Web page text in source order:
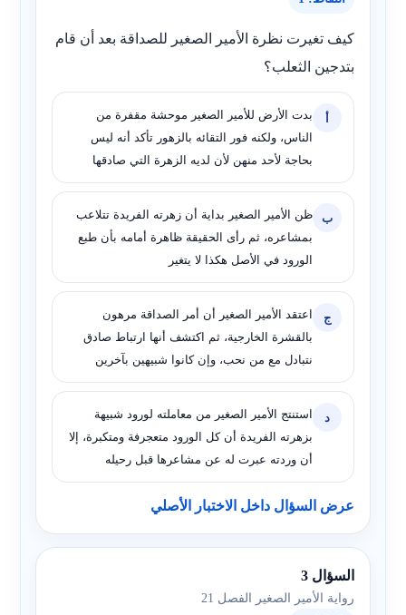
كيف تغيرت نظرة الأمير الصغير للصداقة بعد أن قام
بتدجين الثعلب؟
أ
بدت الأرض للأمير الصغير موحشة مقفرة من
الناس، ولكنه فور التقائه بالزهور تأكد أنه ليس
بحاجة لأحد منهن لأن لديه الزهرة التي صادقها
ب
ظن الأمير الصغير بداية أن زهرته الفريدة تتلاعب
بمشاعره، ثم رأى الحقيقة ظاهرة أمامه بأن طبع
الورود في الأصل هكذا لا يتغير
ج
اعتقد الأمير الصغير أن أمر الصداقة مرهون
بالقشرة الخارجية، ثم اكتشف أنها ارتباط صادق
نتبادل مع من نحب، وإن كانوا شبيهين بآخرين
د
استنتج الأمير الصغير من معاملته لورود شبيهة
بزهرته الفريدة أن كل الورود متعجرفة ومتكبرة، إلا
أن وردته عبرت له عن مشاعرها قبل رحيله
عرض السؤال داخل الاختبار الأصلي
السؤال 3
رواية الأمير الصغير الفصل 21